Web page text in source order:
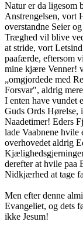
Natur er da ligesom
Anstrengelsen, vort
overstandne Seier
Træghed vil blive
at stride, vort
paafærde, eftersom
mine kjære Venner!
„omgjordede med
Forsvar", aldrig
I enten have vundet
Guds Ords Hørelse,
Naadetimer! Eders
lade Vaabnene hvile
overhovedet aldrig
derefter at hvile paa
Nidkjærhed at tage
Men efter denne
Evangeliet, og dets
ikke Jesum!